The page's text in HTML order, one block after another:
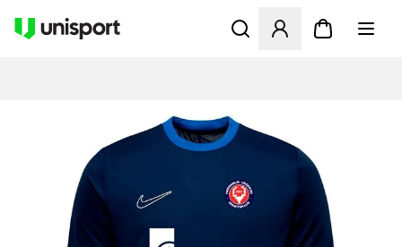
Åbner en Modal til at